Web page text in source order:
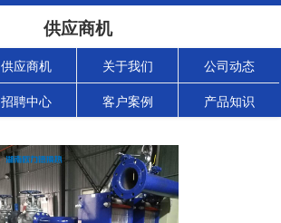
供应商机
供应商机 关于我们 公司动态
招聘中心 客户案例 产品知识